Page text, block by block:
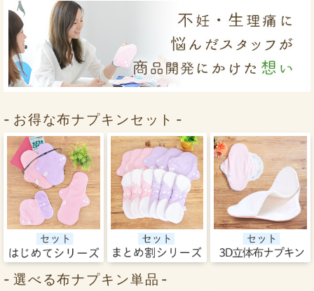
お得な布ナプキンセット
選べる布ナプキン単品